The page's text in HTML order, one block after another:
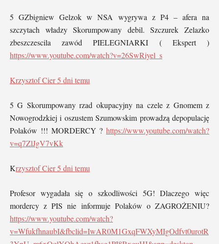
5 GZbigniew Gelzok w NSA wygrywa z P4 – afera na
szczytach władzy Skorumpowany debil. Szczurek Zelazko
zbeszczescila zawód PIELEGNIARKI ( Ekspert )
https://www.youtube.com/watch?v=26SwRiyel_s
Krzysztof Cier5 dni temu
5 G Skorumpowany rzad okupacyjny na czele z Gnomem z
Nowogrodzkiej i oszustem Szumowskim prowadzą depopulację
Polaków !!! MORDERCY ? https://www.youtube.com/watch?
v=q7ZlJgV7vKk
Krzysztof Cier5 dni temu
Profesor wygadała się o szkodliwości 5G! Dlaczego więc
mordercy z PIS nie informuje Polaków o ZAGROŻENIU?
https://www.youtube.com/watch?
v=WfukfhnaubI&fbclid=IwAR0M1GxqFWXyMIgOdfvt0urotR